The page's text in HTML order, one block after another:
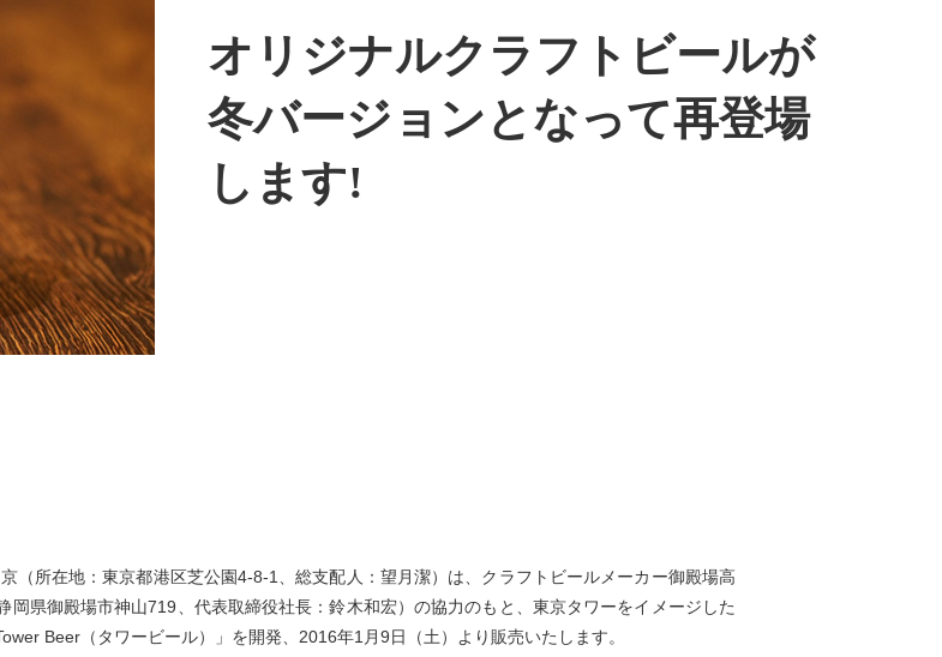
オリジナルクラフトビールが
冬バージョンとなって再登場
します!
（所在地：東京都港区芝公園4-8-1、総支配人：望月潔）は、クラフトビールメーカー御殿場高
岡県御殿場市神山719、代表取締役社長：鈴木和宏）の協力のもと、東京タワーをイメージした
Beer（タワービール）」を開発、2016年1月9日（土）より販売いたします。